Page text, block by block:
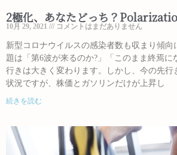
2極化、あなたどっち？
10月 29, 2021 コメントはまだありません
新型コロナウイルスの感染者数も収まり傾向
題は「第6波が来るのか?」「このまま終焉に
行きは大きく変わります。しかし、今の先行
状況ですが、株価とガソリンだけが上昇し
続きを読む